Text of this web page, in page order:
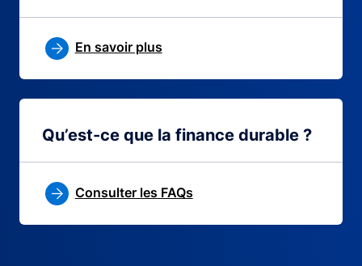
En savoir plus
Qu’est-ce que la finance durable ?
Consulter les FAQs